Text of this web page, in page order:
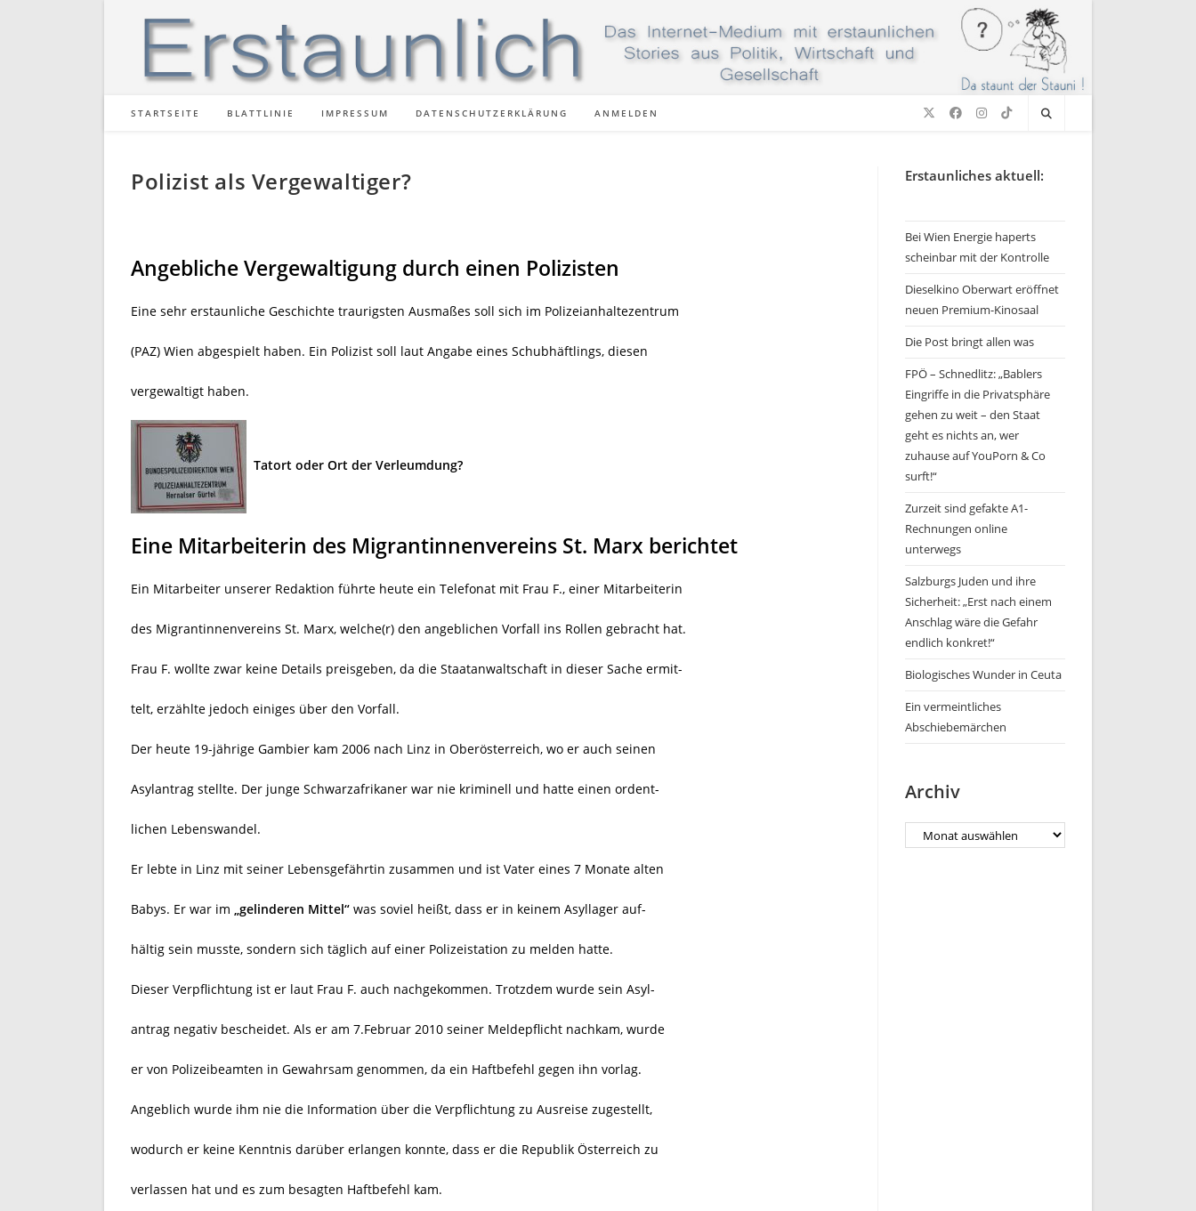
STARTSEITE BLATTLINIE IMPRESSUM DATENSCHUTZERKLÄRUNG ANMELDEN
Polizist als Vergewaltiger?
Angebliche Vergewaltigung durch einen Polizisten
Eine sehr erstaunliche Geschichte traurigsten Ausmaßes soll sich im Polizeianhaltezentrum
(PAZ) Wien abgespielt haben. Ein Polizist soll laut Angabe eines Schubhäftlings, diesen
vergewaltigt haben.
Tatort oder Ort der Verleumdung?
Eine Mitarbeiterin des Migrantinnenvereins St. Marx berichtet
Ein Mitarbeiter unserer Redaktion führte heute ein Telefonat mit Frau F., einer Mitarbeiterin
des Migrantinnenvereins St. Marx, welche(r) den angeblichen Vorfall ins Rollen gebracht hat.
Frau F. wollte zwar keine Details preisgeben, da die Staatanwaltschaft in dieser Sache ermit-
telt, erzählte jedoch einiges über den Vorfall.
Der heute 19-jährige Gambier kam 2006 nach Linz in Oberösterreich, wo er auch seinen
Asylantrag stellte. Der junge Schwarzafrikaner war nie kriminell und hatte einen ordent-
lichen Lebenswandel.
Er lebte in Linz mit seiner Lebensgefährtin zusammen und ist Vater eines 7 Monate alten
Babys. Er war im „gelinderen Mittel“ was soviel heißt, dass er in keinem Asyllager auf-
hältig sein musste, sondern sich täglich auf einer Polizeistation zu melden hatte.
Dieser Verpflichtung ist er laut Frau F. auch nachgekommen. Trotzdem wurde sein Asyl-
antrag negativ bescheidet. Als er am 7.Februar 2010 seiner Meldepflicht nachkam, wurde
er von Polizeibeamten in Gewahrsam genommen, da ein Haftbefehl gegen ihn vorlag.
Angeblich wurde ihm nie die Information über die Verpflichtung zu Ausreise zugestellt,
wodurch er keine Kenntnis darüber erlangen konnte, dass er die Republik Österreich zu
verlassen hat und es zum besagten Haftbefehl kam.
Erstaunliches aktuell:
Bei Wien Energie haperts
scheinbar mit der Kontrolle
Dieselkino Oberwart eröffnet
neuen Premium-Kinosaal
Die Post bringt allen was
FPÖ – Schnedlitz: „Bablers
Eingriffe in die Privatsphäre
gehen zu weit – den Staat
geht es nichts an, wer
zuhause auf YouPorn & Co
surft!“
Zurzeit sind gefakte A1-
Rechnungen online
unterwegs
Salzburgs Juden und ihre
Sicherheit: „Erst nach einem
Anschlag wäre die Gefahr
endlich konkret!“
Biologisches Wunder in Ceuta
Ein vermeintliches
Abschiebemärchen
Archiv
Archiv